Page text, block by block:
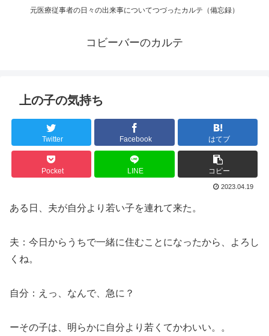
元医療従事者の日々の出来事についてつづったカルテ（備忘録）
コビーバーのカルテ
上の子の気持ち
Twitter Facebook はてブ
Pocket LINE コピー
2023.04.19
ある日、夫が自分より若い子を連れて来た。
夫：今日からうちで一緒に住むことになったから、よろし
くね。
自分：えっ、なんで、急に？
ーその子は、明らかに自分より若くてかわいい。。